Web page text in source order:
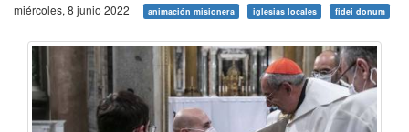
miércoles, 8 junio 2022 animación misionera iglesias locales fidei donum